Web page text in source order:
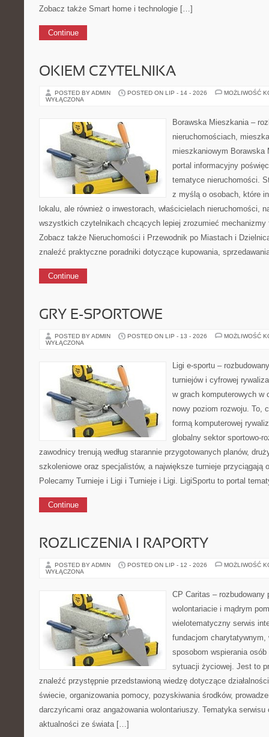
Zobacz także Smart home i technologie […]
Continue
OKIEM CZYTELNIKA
POSTED BY ADMIN POSTED ON LIP - 14 - 2026
MOŻLIWOŚĆ
WYŁĄCZONA
Borawska Mieszkania –
nieruchomościach,
mieszkaniowym Borawska
portal informacyjny
tematyce nieruchomości.
z myślą o osobach, które
lokalu, ale również o inwestorach, właścicielach nieruchomości,
wszystkich czytelnikach chcących lepiej zrozumieć mechanizmy
Zobacz także Nieruchomości i Przewodnik po Miastach i
znaleźć praktyczne poradniki dotyczące kupowania,
Continue
GRY E-SPORTOWE
POSTED BY ADMIN POSTED ON LIP - 13 - 2026
MOŻLIWOŚĆ
WYŁĄCZONA
Ligi e-sportu –
turniejów i cyfrowej
w grach komputerowych w
nowy poziom rozwoju. To,
formą komputerowej
globalny sektor sportowo-
zawodnicy trenują według starannie przygotowanych planów,
szkoleniowe oraz specjalistów, a największe turnieje przyciągają
Polecamy Turnieje i Ligi i Turnieje i Ligi. LigiSportu to portal
Continue
ROZLICZENIA I RAPORTY
POSTED BY ADMIN POSTED ON LIP - 12 - 2026
MOŻLIWOŚĆ
WYŁĄCZONA
CP Caritas – rozbudowany
wolontariacie i mądrym
wielotematyczny serwis
fundacjom charytatywnym,
sposobom wspierania
sytuacji życiowej. Jest to
znaleźć przystępnie przedstawioną wiedzę dotyczące
świecie, organizowania pomocy, pozyskiwania środków,
darczyńcami oraz angażowania wolontariuszy. Tematyka
aktualności ze świata […]